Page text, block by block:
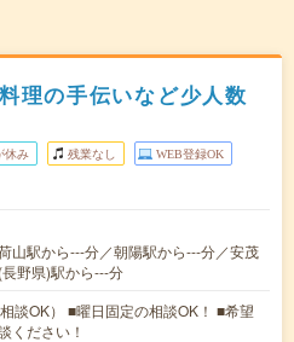
理の手伝いなど少人数
休み 残業なし WEB登録OK
山駅から---分／朝陽駅から---分／安茂
野県)駅から---分
談OK） ■曜日固定の相談OK！ ■希望
ください！